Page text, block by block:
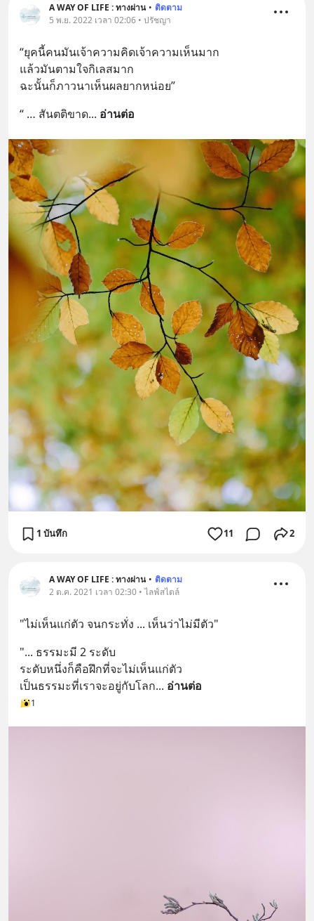
A WAY OF LIFE : ทางผ่าน • ติดตาม
5 พ.ย. 2022 เวลา 02:06 • ปรัชญา
“ยุคนี้คนมันเจ้าความคิดเจ้าความเห็นมาก
แล้วมันตามใจกิเลสมาก
ฉะนั้นก็ภาวนาเห็นผลยากหน่อย”
“ … สันตติขาด... อ่านต่อ
1 บันทึก 11 2
A WAY OF LIFE : ทางผ่าน • ติดตาม
2 ต.ค. 2021 เวลา 02:30 • ไลฟ์สไตล์
"ไม่เห็นแก่ตัว จนกระทั่ง ... เห็นว่าไม่มีตัว"
"... ธรรมะมี 2 ระดับ
ระดับหนึ่งก็คือฝึกที่จะไม่เห็นแก่ตัว
เป็นธรรมะที่เราจะอยู่กับโลก... อ่านต่อ
1